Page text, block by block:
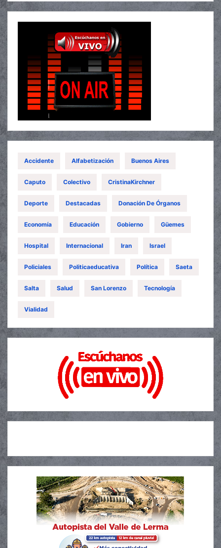
Accidente Alfabetización Buenos Aires
Caputo Colectivo CristinaKirchner
Deporte Destacadas Donación De Órganos
Economía Educación Gobierno Güemes
Hospital Internacional Iran Israel
Policiales Politicaeducativa Política Saeta
Salta Salud San Lorenzo Tecnología
Vialidad